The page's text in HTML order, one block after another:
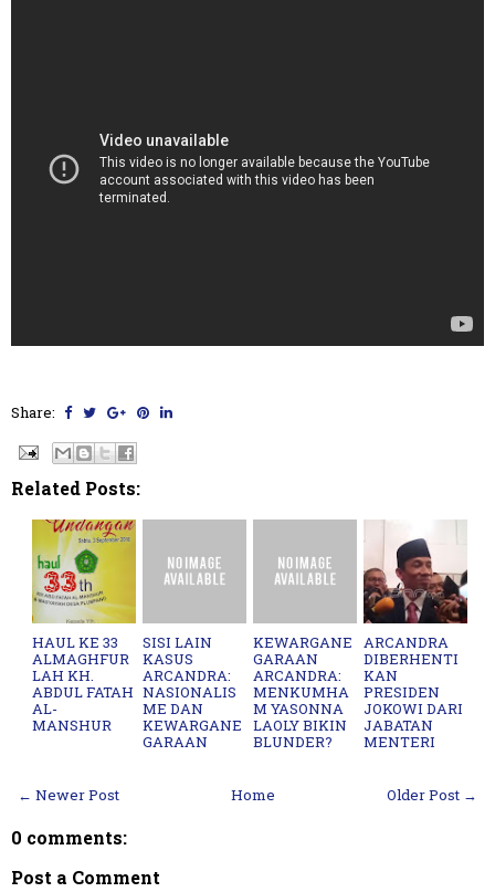
Share:
Related Posts:
HAUL KE 33
ALMAGHFUR
LAH KH.
ABDUL FATAH
AL-
MANSHUR
SISI LAIN
KASUS
ARCANDRA:
NASIONALIS
ME DAN
KEWARGANE
GARAAN
KEWARGANE
GARAAN
ARCANDRA:
MENKUMHA
M YASONNA
LAOLY BIKIN
BLUNDER?
ARCANDRA
DIBERHENTI
KAN
PRESIDEN
JOKOWI DARI
JABATAN
MENTERI
← Newer Post Older Post →
Home
0 comments:
Post a Comment